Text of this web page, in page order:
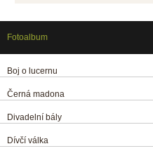
Fotoalbum
Boj o lucernu
Černá madona
Divadelní bály
Dívčí válka